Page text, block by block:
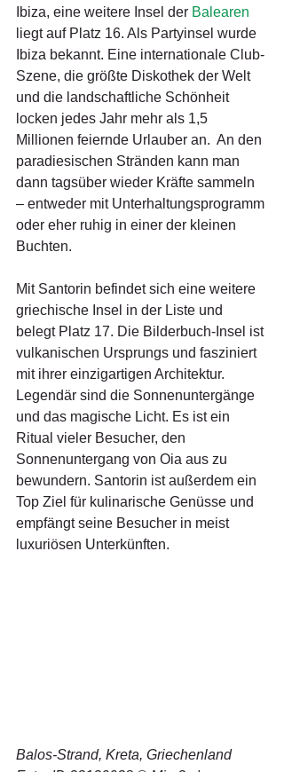
Ibiza, eine weitere Insel der Balearen
liegt auf Platz 16. Als Partyinsel wurde
Ibiza bekannt. Eine internationale Club-
Szene, die größte Diskothek der Welt
und die landschaftliche Schönheit
locken jedes Jahr mehr als 1,5
Millionen feiernde Urlauber an.  An den
paradiesischen Stränden kann man
dann tagsüber wieder Kräfte sammeln
– entweder mit Unterhaltungsprogramm
oder eher ruhig in einer der kleinen
Buchten.
Mit Santorin befindet sich eine weitere
griechische Insel in der Liste und
belegt Platz 17. Die Bilderbuch-Insel ist
vulkanischen Ursprungs und fasziniert
mit ihrer einzigartigen Architektur.
Legendär sind die Sonnenuntergänge
und das magische Licht. Es ist ein
Ritual vieler Besucher, den
Sonnenuntergang von Oia aus zu
bewundern. Santorin ist außerdem ein
Top Ziel für kulinarische Genüsse und
empfängt seine Besucher in meist
luxuriösen Unterkünften.
Balos-Strand, Kreta, Griechenland